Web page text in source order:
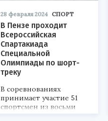
28 февраля 2024 СПОРТ
В Пензе проходит
Всероссийская
Спартакиада
Специальной
Олимпиады по шорт-
треку
В соревнованиях
принимает участие 51
спортсмен из восьми
субъектов РФ.